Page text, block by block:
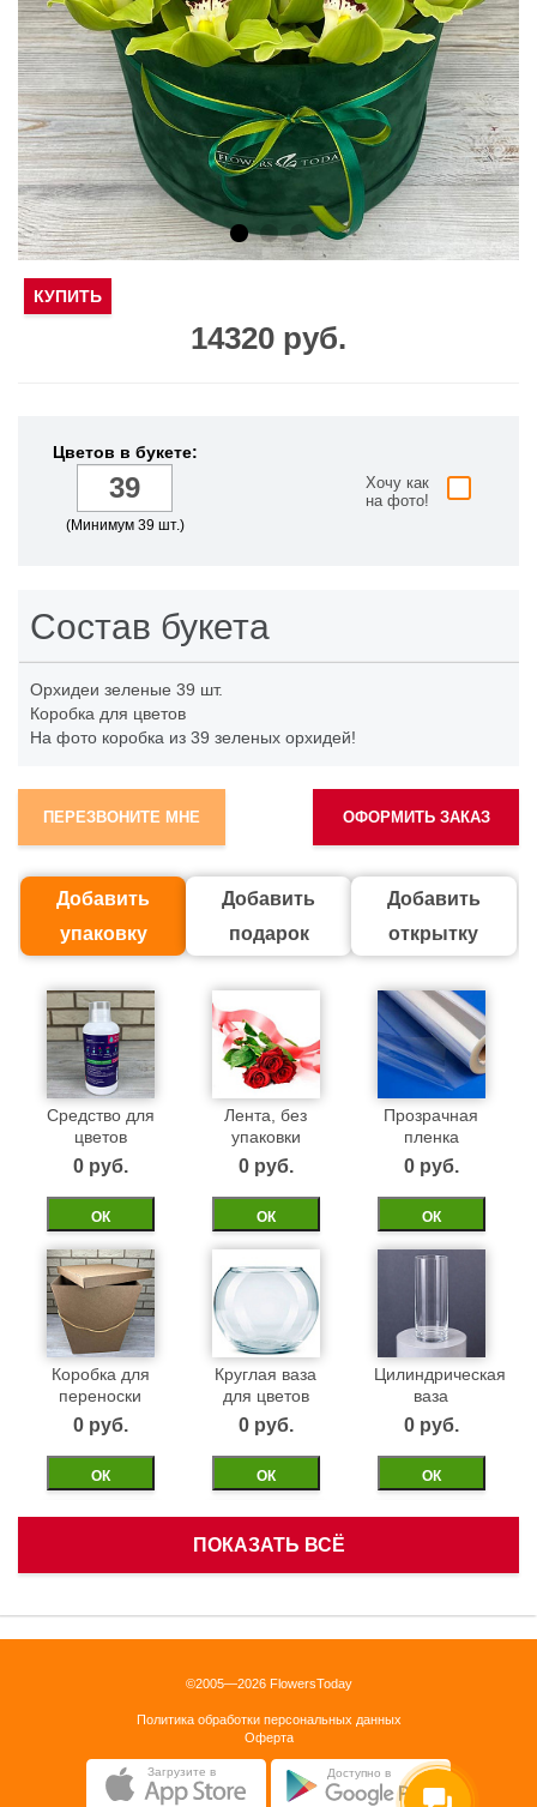
14320 руб.
КУПИТЬ
Цветов в букете:
(Минимум 39 шт.)
Хочу как
на фото!
Состав букета
Орхидеи зеленые 39 шт.
Коробка для цветов
На фото коробка из 39 зеленых орхидей!
ОФОРМИТЬ ЗАКАЗ
ПЕРЕЗВОНИТЕ МНЕ
Добавить
упаковку
Добавить
подарок
Добавить
открытку
Средство для
цветов
0 pуб.
ОК
Лента, без
упаковки
0 pуб.
ОК
Прозрачная
пленка
0 pуб.
ОК
Коробка для
переноски
0 pуб.
ОК
Круглая ваза
для цветов
0 pуб.
ОК
Цилиндрическая
ваза
0 pуб.
ОК
коробка 40см
ОК ОК
ПОКАЗАТЬ ВСЁ
©2005—2026 FlowersToday
Политика обработки персональных данных
Оферта
Загрузите в Доступно в